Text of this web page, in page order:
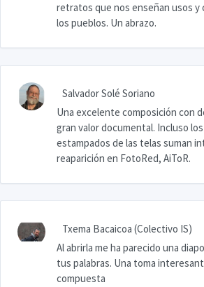
retratos que nos enseñan usos y
los pueblos. Un abrazo.
Salvador Solé Soriano
Una excelente composición con
gran valor documental. Incluso
estampados de las telas suman
reaparición en FotoRed, AiToR.
Txema Bacaicoa (Colectivo IS)
Al abrirla me ha parecido una
tus palabras. Una toma
compuesta